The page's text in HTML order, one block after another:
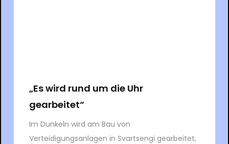
„Es wird rund um die Uhr
gearbeitet“
Im Dunkeln wird am Bau von
Verteidigungsanlagen in Svartsengi gearbeitet,